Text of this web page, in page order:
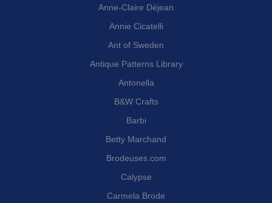
Anne-Claire Déjean
Annie Cicatelli
Ant of Sweden
Antique Patterns Library
Antonella
B&W Crafts
Barbi
Betty Marchand
Brodeuses.com
Calypse
Carmela Brode